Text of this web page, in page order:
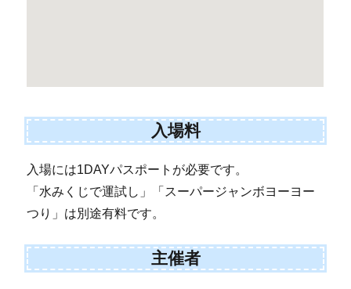
入場料
入場には1DAYパスポートが必要です。
「水みくじで運試し」「スーパージャンボヨーヨー
つり」は別途有料です。
主催者